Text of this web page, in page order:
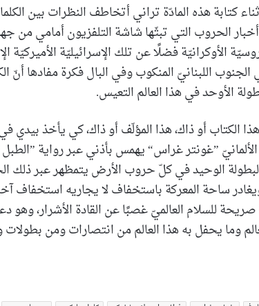
كتابة هذه المادّة تراني أتخاطف النظرات بين
الحروب التي تبثّها شاشة التلفزيون أمامي من
الأوكرانيّة فضلًا عن تلك الإسرائيليّة الأميركيّة
اللبنانيّ المنكوب وفي البال فكرة مفادها أنّ
الأوحد في هذا العالم التعيس.
الكتاب أو ذاك، هذا المؤلّف أو ذاك، كي يأخذ بيدي
”غونتر غراس“ يهمس بأذني عبر رواية
البطولة الوحيد في كلّ حروب الأرض يتمظهر عبر ذلك
ساحة المعركة باستخفاف لا يجاريه استخفاف
للسلام العالميّ غصبًا عن القادة الأشرار، وهو
وما يحفل به هذا العالم من انتصارات ومن